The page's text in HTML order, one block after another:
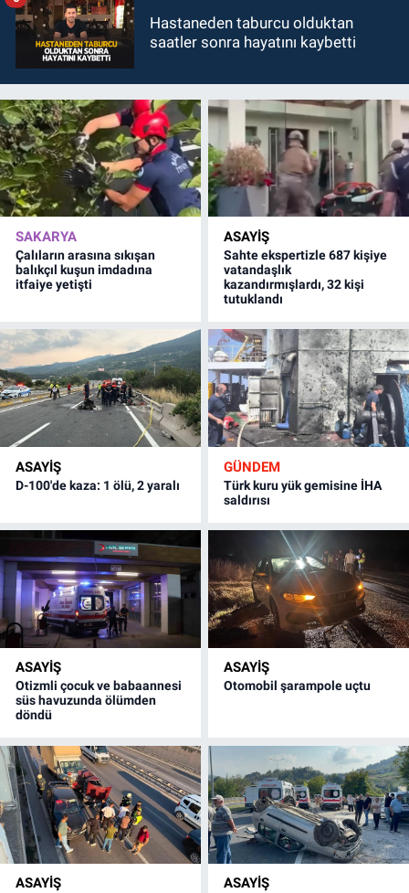
Hastaneden taburcu olduktan
saatler sonra hayatını kaybetti
SAKARYA
Çalıların arasına sıkışan
balıkçıl kuşun imdadına
itfaiye yetişti
ASAYİŞ
Sahte ekspertizle 687 kişiye
vatandaşlık
kazandırmışlardı, 32 kişi
tutuklandı
ASAYİŞ
D-100'de kaza: 1 ölü, 2 yaralı
GÜNDEM
Türk kuru yük gemisine İHA
saldırısı
ASAYİŞ
Otizmli çocuk ve babaannesi
süs havuzunda ölümden
döndü
ASAYİŞ
Otomobil şarampole uçtu
ASAYİŞ ASAYİŞ